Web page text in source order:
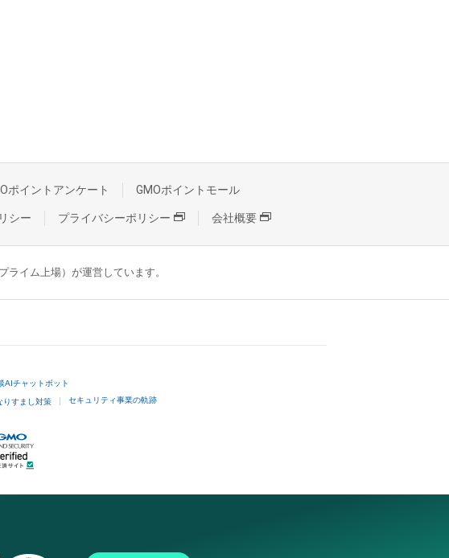
ポイントアンケート GMOポイントモール
シー プライバシーポリシー 会社概要
ライム上場）が運営しています。
AIチャットボット
りすまし対策 セキュリティ事業の軌跡